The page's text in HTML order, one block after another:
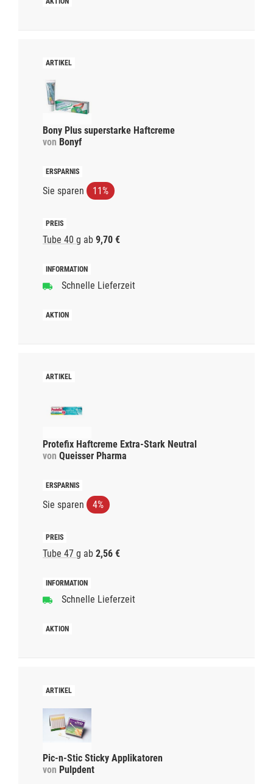
Bony Plus superstarke Haftcreme
von Bonyf
Sie sparen 11%
Tube 40 g ab 9,70 €
Schnelle Lieferzeit
Protefix Haftcreme Extra-Stark Neutral
von Queisser Pharma
Sie sparen 4%
Tube 47 g ab 2,56 €
Schnelle Lieferzeit
Pic-n-Stic Sticky Applikatoren
von Pulpdent